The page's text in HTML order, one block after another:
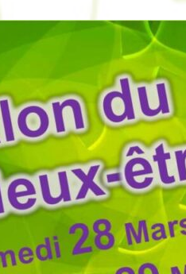
Marché Nocturne –